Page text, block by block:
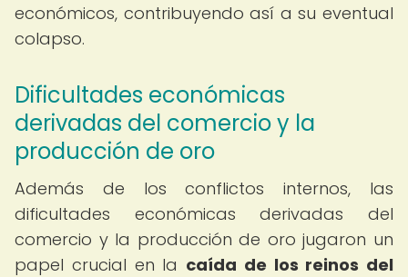
económicos, contribuyendo así a su eventual
colapso.
Dificultades económicas
derivadas del comercio y la
producción de oro
Además de los conflictos internos, las
dificultades económicas derivadas del
comercio y la producción de oro jugaron un
papel crucial en la caída de los reinos del